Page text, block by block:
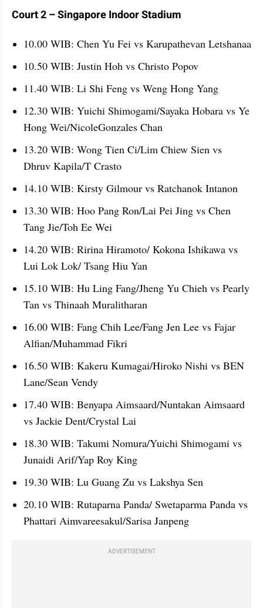
Court 2 – Singapore Indoor Stadium
10.00 WIB: Chen Yu Fei vs Karupathevan Letshanaa
10.50 WIB: Justin Hoh vs Christo Popov
11.40 WIB: Li Shi Feng vs Weng Hong Yang
12.30 WIB: Yuichi Shimogami/Sayaka Hobara vs Ye
Hong Wei/NicoleGonzales Chan
13.20 WIB: Wong Tien Ci/Lim Chiew Sien vs
Dhruv Kapila/T Crasto
14.10 WIB: Kirsty Gilmour vs Ratchanok Intanon
13.30 WIB: Hoo Pang Ron/Lai Pei Jing vs Chen
Tang Jie/Toh Ee Wei
14.20 WIB: Ririna Hiramoto/ Kokona Ishikawa vs
Lui Lok Lok/ Tsang Hiu Yan
15.10 WIB: Hu Ling Fang/Jheng Yu Chieh vs Pearly
Tan vs Thinaah Muralitharan
16.00 WIB: Fang Chih Lee/Fang Jen Lee vs Fajar
Alfian/Muhammad Fikri
16.50 WIB: Kakeru Kumagai/Hiroko Nishi vs BEN
Lane/Sean Vendy
17.40 WIB: Benyapa Aimsaard/Nuntakan Aimsaard
vs Jackie Dent/Crystal Lai
18.30 WIB: Takumi Nomura/Yuichi Shimogami vs
Junaidi Arif/Yap Roy King
19.30 WIB: Lu Guang Zu vs Lakshya Sen
20.10 WIB: Rutaparna Panda/ Swetaparma Panda vs
Phattari Aimvareesakul/Sarisa Janpeng
ADVERTISEMENT